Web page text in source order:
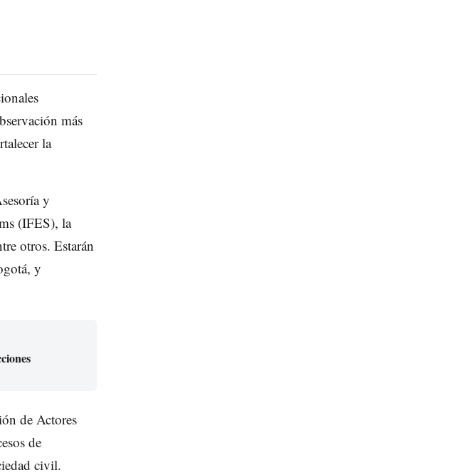
más
la
y
(IFES), la
otros. Estarán
y
de Actores
de
civil.